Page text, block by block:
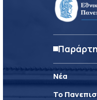
Νέα
Το